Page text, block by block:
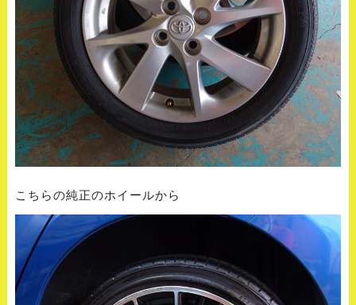
こちらの純正のホイールから